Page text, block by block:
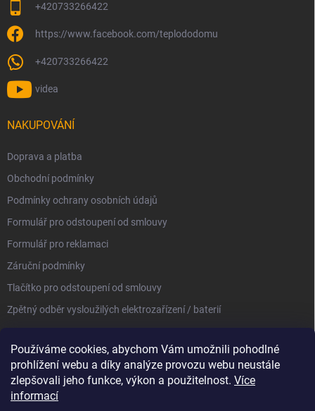
Používáme cookies, abychom Vám umožnili pohodlné
prohlížení webu a díky analýze provozu webu neustále
zlepšovali jeho funkce, výkon a použitelnost. Více
informací
+420733266422
https://www.facebook.com/teplododomu
+420733266422
videa
NAKUPOVÁNÍ
Doprava a platba
Obchodní podmínky
Podmínky ochrany osobních údajů
Formulář pro odstoupení od smlouvy
Formulář pro reklamaci
Záruční podmínky
Tlačítko pro odstoupení od smlouvy
Zpětný odběr vysloužilých elektrozařízení / baterií